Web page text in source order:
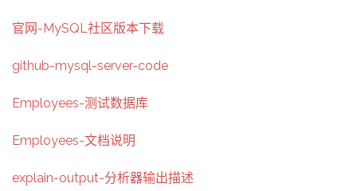
官网-MySQL社区版本下载
github-mysql-server-code
Employees-测试数据库
Employees-文档说明
explain-output-分析器输出描述